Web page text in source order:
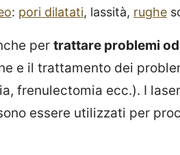
: pori dilatati, lassità, rughe
per trattare problemi
e il trattamento dei
frenulectomia ecc.). I
essere utilizzati per